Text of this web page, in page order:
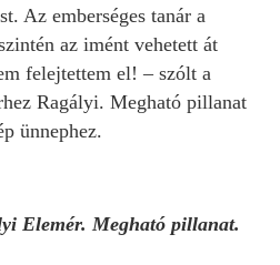
Az emberséges tanár a
az imént vehetett át
felejtettem el! – szólt a
Ragályi. Megható pillanat
ünnephez.
Elemér. Megható pillanat.